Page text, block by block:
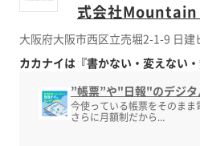
式会社
大阪府大阪市西区立売堀2-1-9 日建
カカナイは『書かない・変えない・
”帳票”や"日報"のデジタ
今使っている帳票をそのまま
さらに月額制だから...